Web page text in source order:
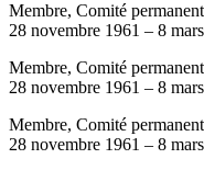
Membre, Comité
28 novembre 1961 – 8
Membre, Comité
28 novembre 1961 – 8
Membre, Comité
28 novembre 1961 – 8